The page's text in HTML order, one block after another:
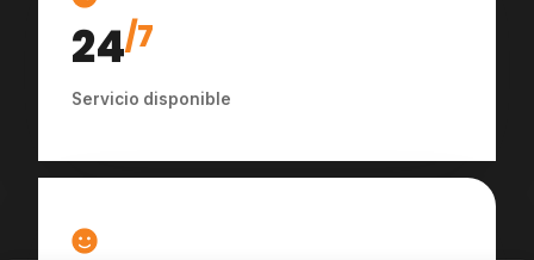
24/7
Servicio disponible